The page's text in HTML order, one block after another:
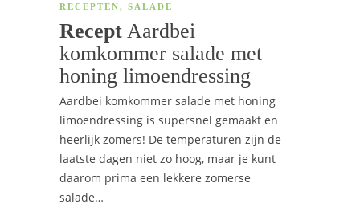
RECEPTEN, SALADE
Recept Aardbei
komkommer salade met
honing limoendressing
Aardbei komkommer salade met honing
limoendressing is supersnel gemaakt en
heerlijk zomers! De temperaturen zijn de
laatste dagen niet zo hoog, maar je kunt
daarom prima een lekkere zomerse
salade…